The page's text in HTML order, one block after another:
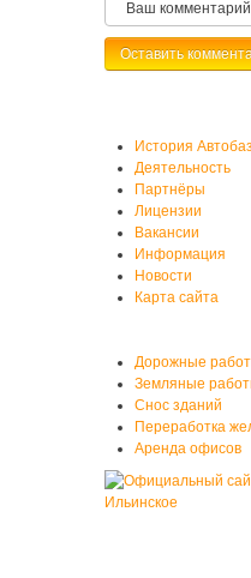
История
Деятельность
Партнёры
Лицензии
Вакансии
Информация
Новости
Карта сайта
Дорожные
Земляные
Снос зданий
Переработка
Аренда офисов